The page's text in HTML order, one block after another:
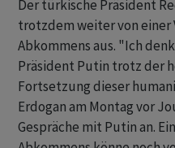
Der türkische Präsident
trotzdem weiter von einer
Abkommens aus. "Ich
Präsident Putin trotz der
Fortsetzung dieser
Erdogan am Montag vor
Gespräche mit Putin an.